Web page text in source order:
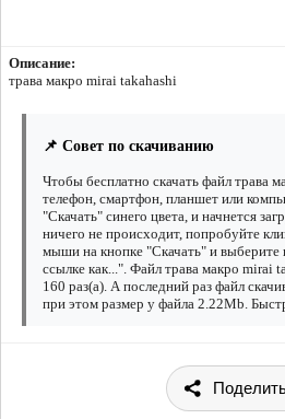
Описание:
трава макро mirai takahashi
📌 Совет по скачиванию
Чтобы бесплатно скачать файл трава
телефон, смартфон, планшет или
"Скачать" синего цвета, и начнется
ничего не происходит, попробуйте
мыши на кнопке "Скачать" и выберите
ссылке как...". Файл трава макро mirai
160 раз(а). А последний раз файл
при этом размер у файла 2.22Mb.